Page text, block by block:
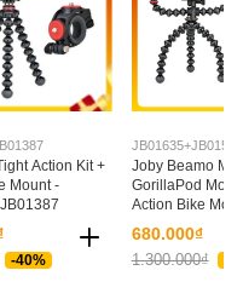
Action Kit +
Mount -
-40%
Joby Beamo
GorillaPod
Action Bike
87
680.000₫
1.300.000₫